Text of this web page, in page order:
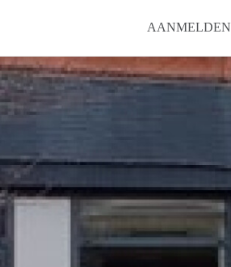
AANMELDEN